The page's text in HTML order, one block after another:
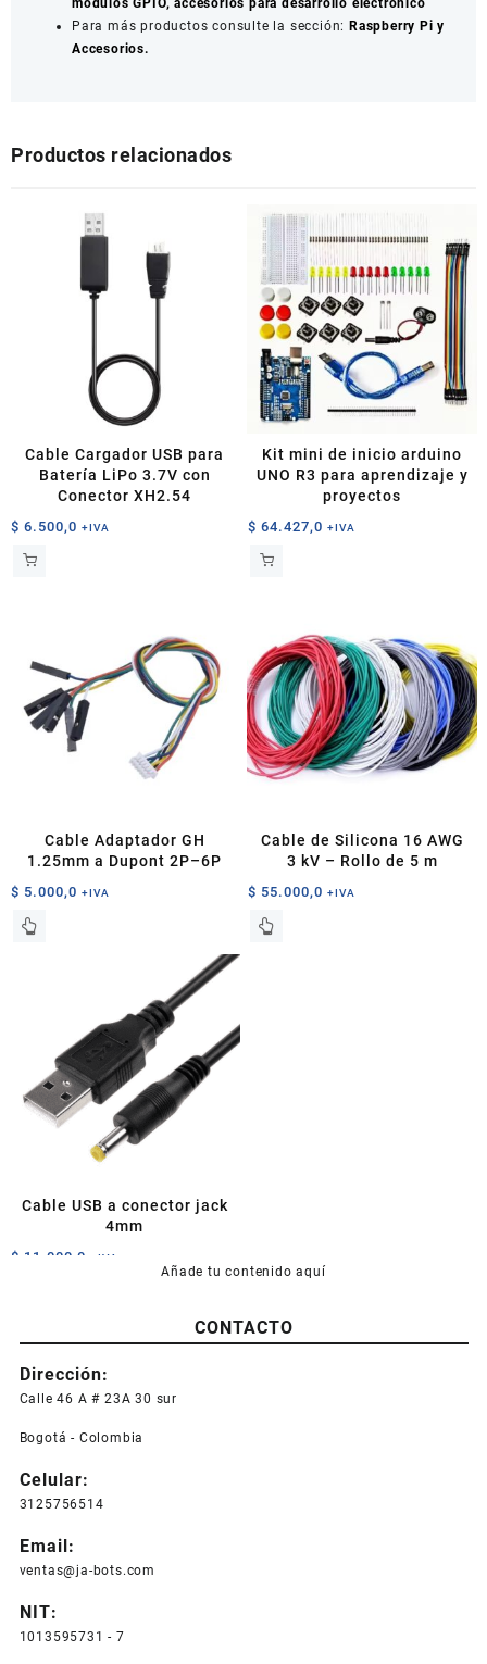
Para más productos consulte la sección: Raspberry Pi y
Accesorios.
Productos relacionados
Cable Cargador USB para
Batería LiPo 3.7V con
Conector XH2.54
$ 6.500,0 +IVA
Kit mini de inicio arduino
UNO R3 para aprendizaje y
proyectos
$ 64.427,0 +IVA
Cable Adaptador GH
1.25mm a Dupont 2P–6P
$ 5.000,0 +IVA
Este
opciones
pueden
Cable de Silicona 16 AWG
3 kV – Rollo de 5 m
$ 55.000,0 +IVA
Este
Cable USB a conector jack
4mm
$ 11.000,0 +IVA
Añade tu contenido aquí
CONTACTO
Dirección:
Calle 46 A # 23A 30 sur
Bogotá - Colombia
Celular:
3125756514
Email:
ventas@ja-bots.com
NIT:
1013595731 - 7